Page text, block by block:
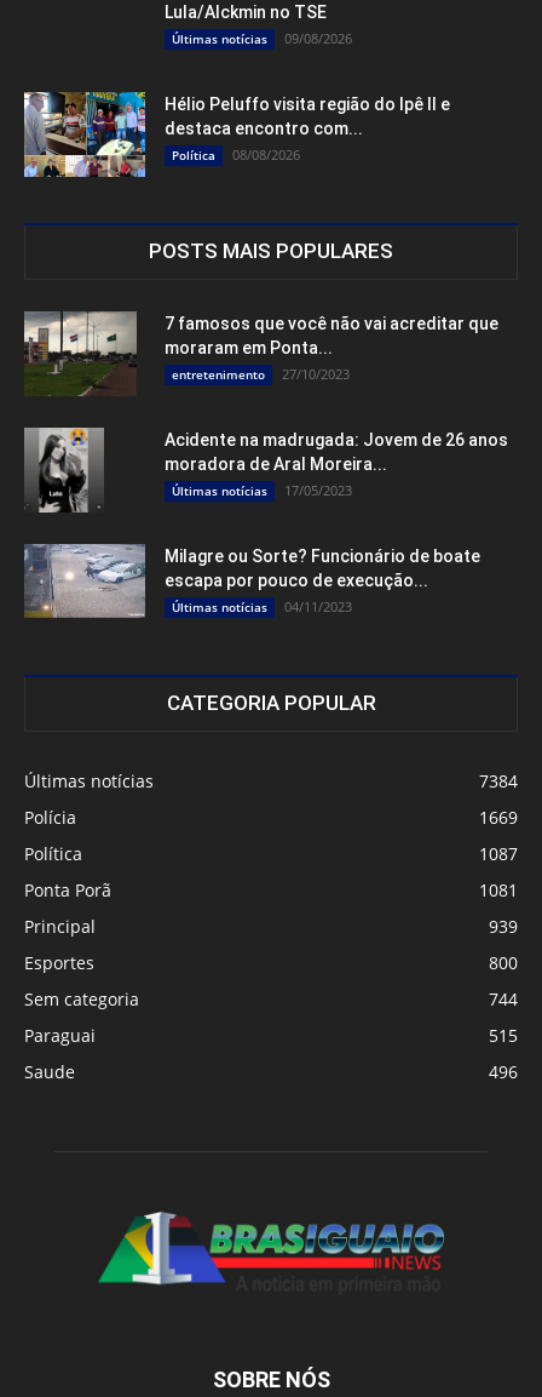
Lula/Alckmin no TSE
Últimas notícias 09/08/2026
Hélio Peluffo visita região do Ipê II e
destaca encontro com...
Política 08/08/2026
POSTS MAIS POPULARES
7 famosos que você não vai acreditar que
moraram em Ponta...
entretenimento 27/10/2023
Acidente na madrugada: Jovem de 26 anos
moradora de Aral Moreira...
Últimas notícias 17/05/2023
Milagre ou Sorte? Funcionário de boate
escapa por pouco de execução...
Últimas notícias 04/11/2023
CATEGORIA POPULAR
Últimas notícias
7384
Polícia
1669
Política
1087
Ponta Porã
1081
Principal
939
Esportes
800
Sem categoria
744
Paraguai
515
Saude
496
SOBRE NÓS